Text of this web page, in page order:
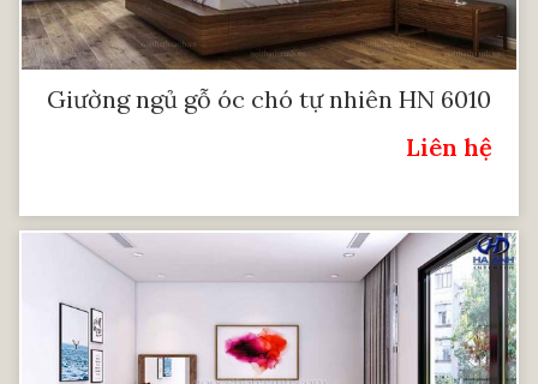
Giường ngủ gỗ óc chó tự nhiên HN 6010
Liên hệ